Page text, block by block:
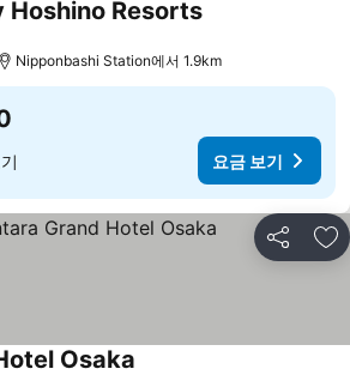
Hoshino Resorts
Nipponbashi Station에서 1.9km
요금 보기
공유 즐
Osaka